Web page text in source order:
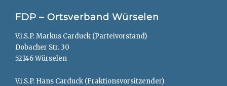
FDP – Ortsverband Würselen
V.i.S.P. Markus Carduck (Parteivorstand)
Dobacher Str. 30
52146 Würselen
V.i.S.P. Hans Carduck (Fraktionsvorsitzender)